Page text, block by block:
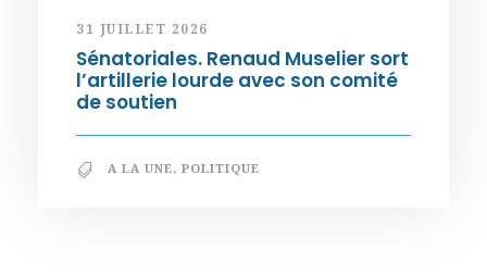
31 JUILLET 2026
Sénatoriales. Renaud Muselier sort
l’artillerie lourde avec son comité
de soutien
A LA UNE, POLITIQUE